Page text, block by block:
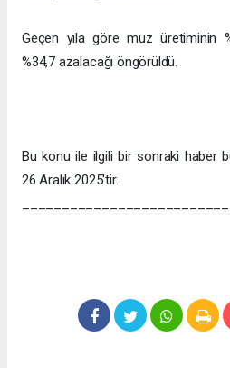
Geçen yıla göre muz üretiminin
%34,7 azalacağı öngörüldü.
Bu konu ile ilgili bir sonraki haber
26 Aralık 2025'tir.